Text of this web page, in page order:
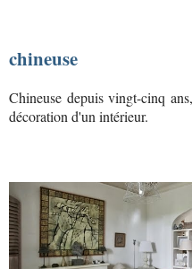
chineuse
Chineuse depuis vingt-cinq
décoration d'un intérieur.